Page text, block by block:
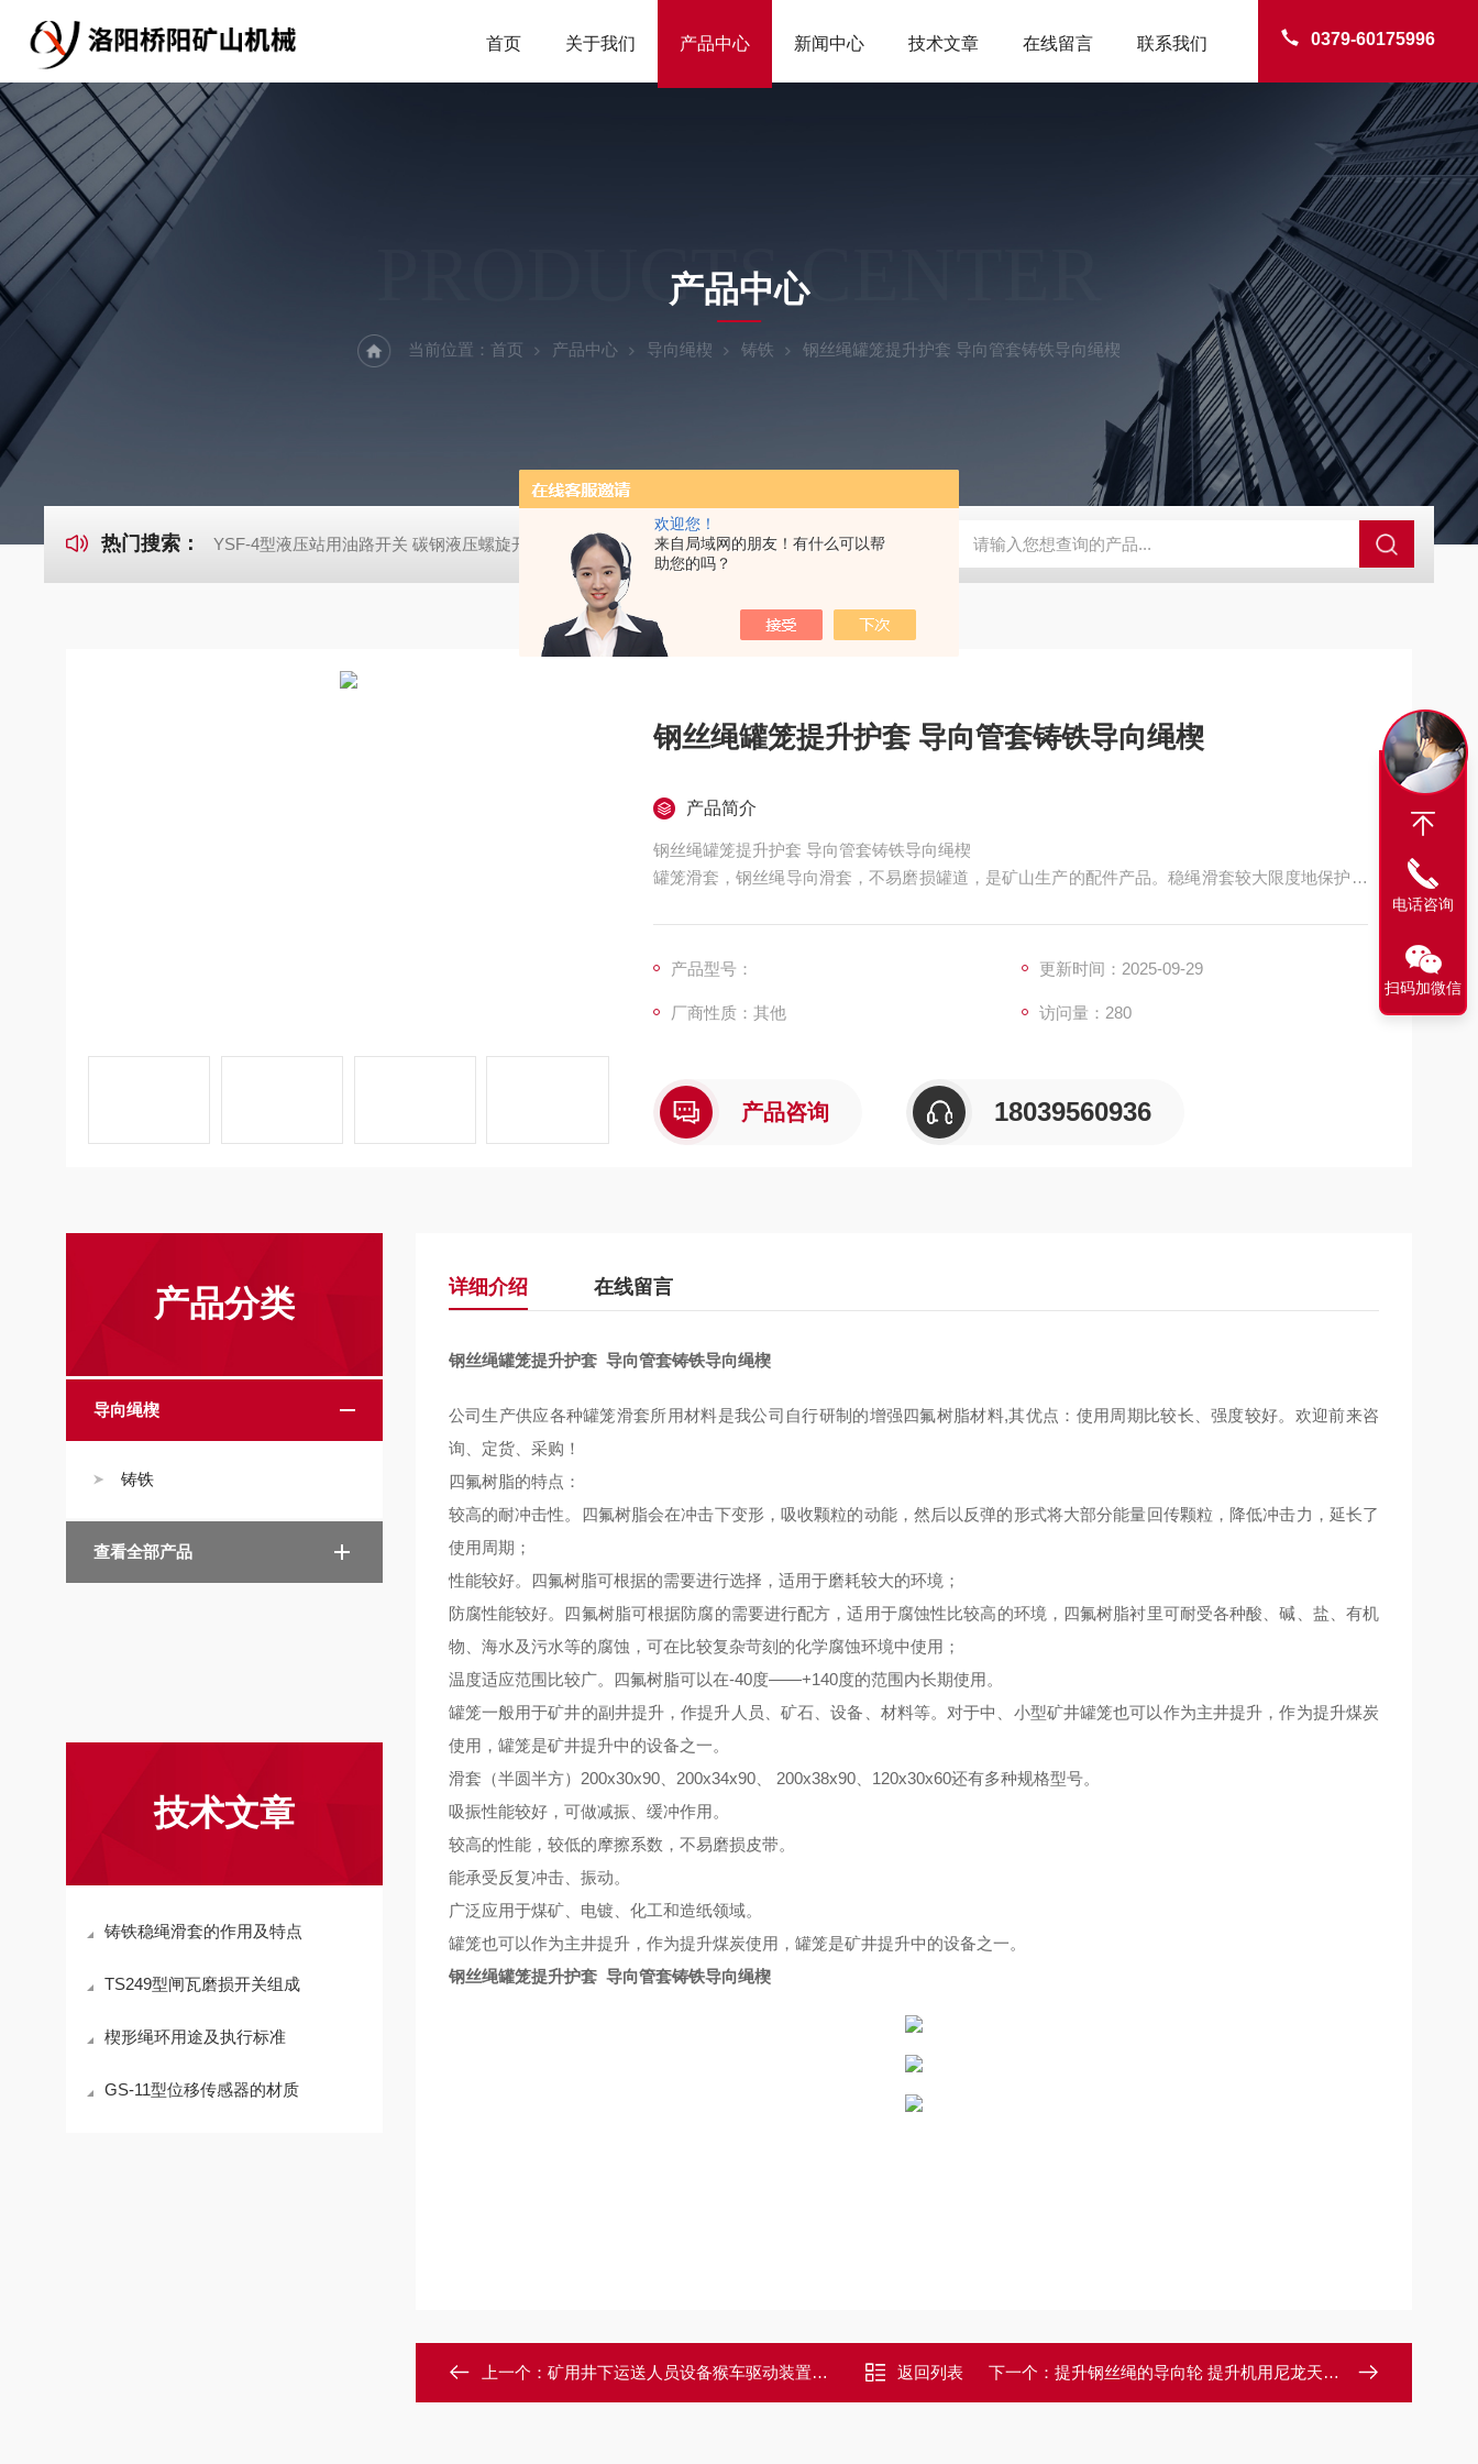
欢迎您！
来自局域网的朋友！有什么可以帮
助您的吗？
0379-60175996
首页 关于我们 产品中心 新闻中心 技术文章 在线留言 联系我们
PRODUCTS CENTER
产品中心
当前位置： 首页 产品中心 导向绳楔 铸铁 钢丝绳罐笼提升护套 导向管套铸铁导向绳楔
热门搜索： YSF-4型液压站用油路开关 碳钢液压螺旋开关 猴车配件橡胶轮衬 托压轮矿用斜井巷道用 矿用本安型行程开关KHXC24 井下机电设备 便携式移动液压系统总成 提升机
钢丝绳罐笼提升护套 导向管套铸铁导向绳楔
产品简介
钢丝绳罐笼提升护套 导向管套铸铁导向绳楔
罐笼滑套，钢丝绳导向滑套，不易磨损罐道，是矿山生产的配件产品。稳绳滑套较大限度地保护钢
产品型号： 更新时间：2025-09-29
厂商性质：其他 访问量：280
产品咨询 18039560936
产品分类
导向绳楔
铸铁
查看全部产品
技术文章
铸铁稳绳滑套的作用及特点
TS249型闸瓦磨损开关组成
楔形绳环用途及执行标准
GS-11型位移传感器的材质
详细介绍 在线留言
钢丝绳罐笼提升护套 导向管套铸铁导向绳楔
公司生产供应各种罐笼滑套所用材料是我公司自行研制的增强四氟树脂材料,其优点： 使用周期比较长、强度较好。欢迎前来咨
询、定货、采购！
四氟树脂的特点：
较高的耐冲击性。 四氟树脂会在冲击下变形，吸收颗粒的动能，然后以反弹的形式将大部分能量回传颗粒，降低冲击力， 延长了
使用 周期 ；
性能较好。 四氟树脂可根据的需要进行选择，适用于磨耗较大的环境；
防腐性能较好。 四氟树脂可根据防腐的需要进行配方，适用于腐蚀性比较高的环境 ， 四氟树脂衬里可耐受各种酸、碱、盐、有机
物、海水及污水等的腐蚀，可在比较复杂苛刻的化学腐蚀环境中使用；
温度适应范围 比较广。 四氟树脂可以在-40度——+140度的范围内长期使用 。
罐笼一般用于矿井的副井提升，作提升人员、矿石、设备、材料等。对于中、小型矿井罐笼也可以作为主井提升，作为提升煤炭
使用，罐笼是矿井提升中的设备之一。
滑套（半圆半方） 200x30x90、200x34x90、 200x38x90、120x30x60还有多种规格型号。
吸振性能较好，可做减振、缓冲作用。
较高的性能， 较低的摩擦系数，不易磨损皮带。
能承受反复冲击、振动。
广泛应用于煤矿、电镀、化工和造纸领域。
罐笼也可以作为主井提升，作为提升煤炭使用，罐笼是矿井提升中的设备之一。
钢丝绳罐笼提升护套 导向管套铸铁导向绳楔
上一个： 矿用井下运送人员设备猴车驱动装置猴车配件 返回列表 下一个： 提升钢丝绳的导向轮 提升机用尼龙天轮衬块
电话咨询
扫码加微信